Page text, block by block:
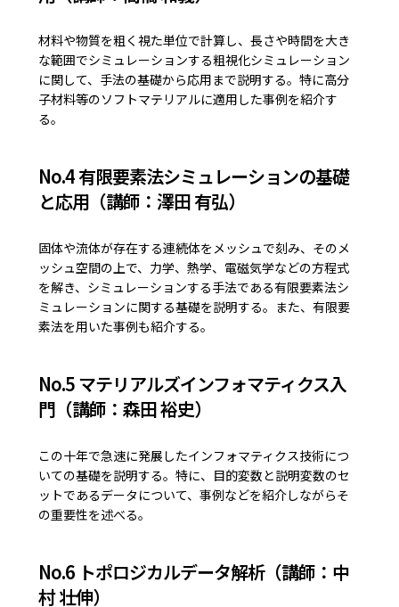
材料や物質を粗く視た単位で計算し、長さや時間を大き
な範囲でシミュレーションする粗視化シミュレーション
に関して、手法の基礎から応用まで説明する。特に高分
子材料等のソフトマテリアルに適用した事例を紹介す
る。
No.4 有限要素法シミュレーションの基礎
と応用（講師：澤田 有弘）
固体や流体が存在する連続体をメッシュで刻み、そのメ
ッシュ空間の上で、力学、熱学、電磁気学などの方程式
を解き、シミュレーションする手法である有限要素法シ
ミュレーションに関する基礎を説明する。また、有限要
素法を用いた事例も紹介する。
No.5 マテリアルズインフォマティクス入
門（講師：森田 裕史）
この十年で急速に発展したインフォマティクス技術につ
いての基礎を説明する。特に、目的変数と説明変数のセ
ットであるデータについて、事例などを紹介しながらそ
の重要性を述べる。
No.6 トポロジカルデータ解析（講師：中
村 壮伸）